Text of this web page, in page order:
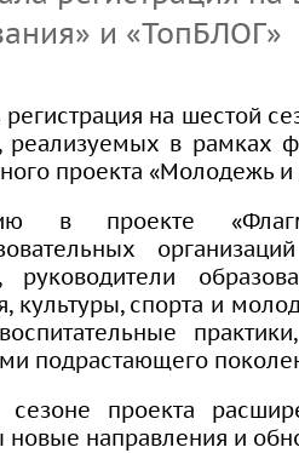
и «ТопБЛОГ»
на шестой
реализуемых в рамках
проекта «Молодежь и
в проекте
руководители
культуры, спорта и
подрастающего
проекта
новые направления и